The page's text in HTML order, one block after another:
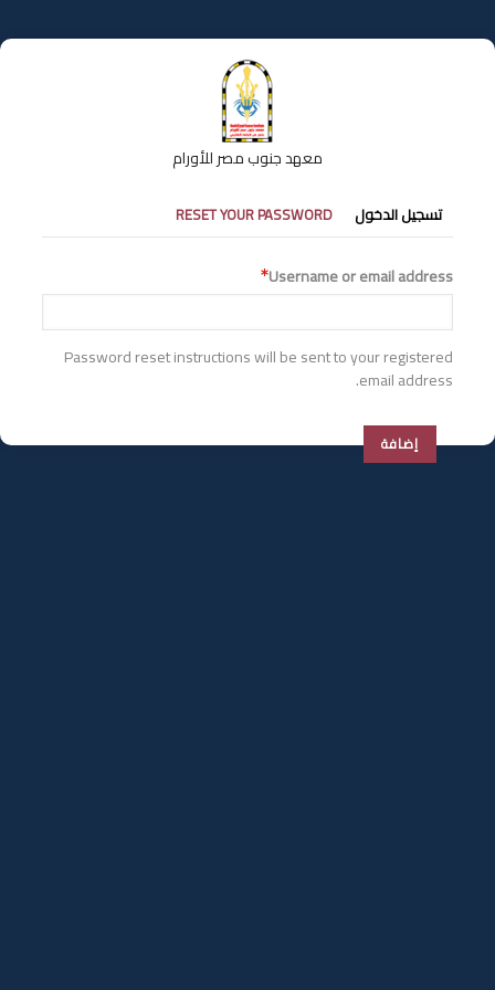
إلى
المحتوى
معهد جنوب مصر للأورام
التبويبات
الأساسية
تسجيل الدخول RESET YOUR PASSWORD
Username or email address
Password reset instructions will be sent to your registered
email address.